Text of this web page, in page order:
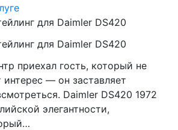
для Daimler DS420
для Daimler DS420
приехал гость, который не
— он заставляет
Daimler DS420 1972
элегантности,